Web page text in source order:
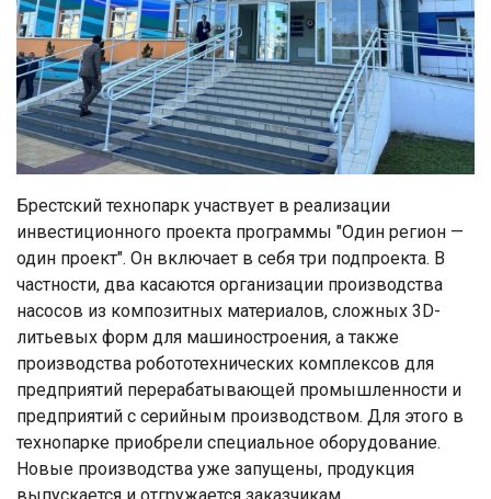
Брестский технопарк участвует в реализации
инвестиционного проекта программы "Один регион —
один проект". Он включает в себя три подпроекта. В
частности, два касаются организации производства
насосов из композитных материалов, сложных 3D-
литьевых форм для машиностроения, а также
производства робототехнических комплексов для
предприятий перерабатывающей промышленности и
предприятий с серийным производством. Для этого в
технопарке приобрели специальное оборудование.
Новые производства уже запущены, продукция